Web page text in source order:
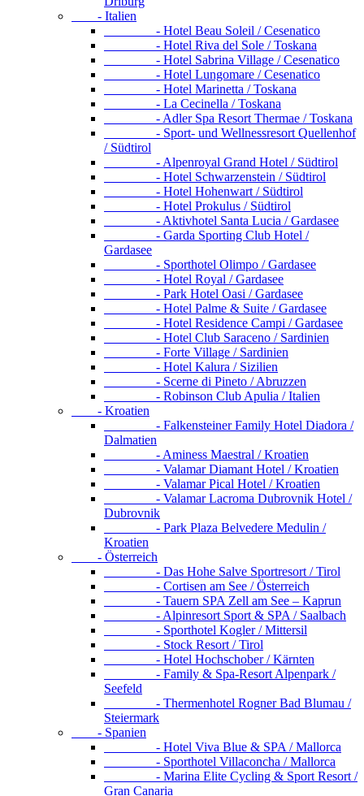
- Italien
- Hotel Beau Soleil / Cesenatico
- Hotel Riva del Sole / Toskana
- Hotel Sabrina Village / Cesenatico
- Hotel Lungomare / Cesenatico
- Hotel Marinetta / Toskana
- La Cecinella / Toskana
- Adler Spa Resort Thermae / Toskana
- Sport- und Wellnessresort Quellenhof
/ Südtirol
- Alpenroyal Grand Hotel / Südtirol
- Hotel Schwarzenstein / Südtirol
- Hotel Hohenwart / Südtirol
- Hotel Prokulus / Südtirol
- Aktivhotel Santa Lucia / Gardasee
- Garda Sporting Club Hotel /
Gardasee
- Sporthotel Olimpo / Gardasee
- Hotel Royal / Gardasee
- Park Hotel Oasi / Gardasee
- Hotel Palme & Suite / Gardasee
- Hotel Residence Campi / Gardasee
- Hotel Club Saraceno / Sardinien
- Forte Village / Sardinien
- Hotel Kalura / Sizilien
- Scerne di Pineto / Abruzzen
- Robinson Club Apulia / Italien
- Kroatien
- Falkensteiner Family Hotel Diadora /
Dalmatien
- Aminess Maestral / Kroatien
- Valamar Diamant Hotel / Kroatien
- Valamar Pical Hotel / Kroatien
- Valamar Lacroma Dubrovnik Hotel /
Dubrovnik
- Park Plaza Belvedere Medulin /
Kroatien
- Österreich
- Das Hohe Salve Sportresort / Tirol
- Cortisen am See / Österreich
- Tauern SPA Zell am See – Kaprun
- Alpinresort Sport & SPA / Saalbach
- Sporthotel Kogler / Mittersil
- Stock Resort / Tirol
- Hotel Hochschober / Kärnten
- Family & Spa-Resort Alpenpark /
Seefeld
- Thermenhotel Rogner Bad Blumau /
Steiermark
- Spanien
- Hotel Viva Blue & SPA / Mallorca
- Sporthotel Villaconcha / Mallorca
- Marina Elite Cycling & Sport Resort /
Gran Canaria